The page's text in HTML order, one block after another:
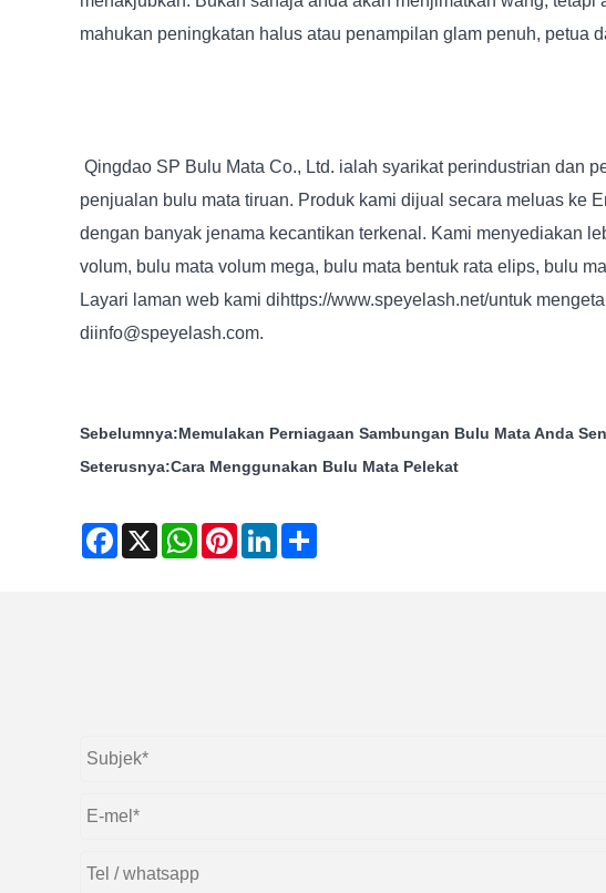
mahukan peningkatan halus atau penampilan glam penuh, petua
Qingdao SP Bulu Mata Co., Ltd. ialah syarikat perindustrian dan
penjualan bulu mata tiruan. Produk kami dijual secara meluas ke
dengan banyak jenama kecantikan terkenal. Kami menyediakan
volum, bulu mata volum mega, bulu mata bentuk rata elips, bulu
Layari laman web kami dihttps://www.speyelash.net/untuk
diinfo@speyelash.com.
Sebelumnya:Memulakan Perniagaan Sambungan Bulu Mata Anda
Seterusnya:Cara Menggunakan Bulu Mata Pelekat
Facebook
X WhatsAppPinterestLinkedIn